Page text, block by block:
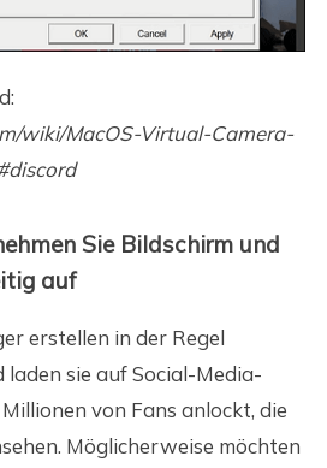
wiki/MacOS-Virtual-Camera-
Sie Bildschirm und
auf
erstellen in der Regel
laden sie auf Social-Media-
von Fans anlockt, die
Möglicherweise möchten